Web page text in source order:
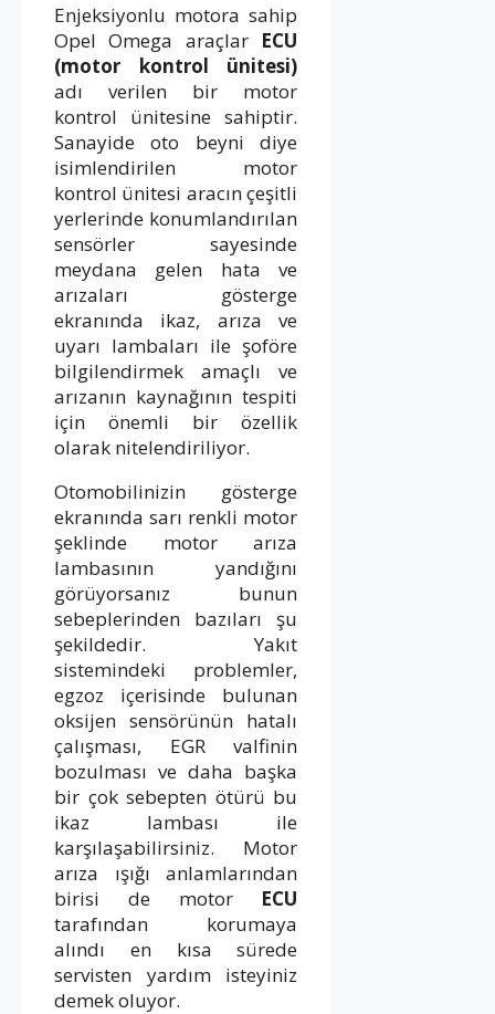
Enjeksiyonlu motora sahip
Opel Omega araçlar ECU
(motor kontrol ünitesi)
adı verilen bir motor
kontrol ünitesine sahiptir.
Sanayide oto beyni diye
isimlendirilen motor
kontrol ünitesi aracın çeşitli
yerlerinde konumlandırılan
sensörler sayesinde
meydana gelen hata ve
arızaları gösterge
ekranında ikaz, arıza ve
uyarı lambaları ile şoföre
bilgilendirmek amaçlı ve
arızanın kaynağının tespiti
için önemli bir özellik
olarak nitelendiriliyor.
Otomobilinizin gösterge
ekranında sarı renkli motor
şeklinde motor arıza
lambasının yandığını
görüyorsanız bunun
sebeplerinden bazıları şu
şekildedir. Yakıt
sistemindeki problemler,
egzoz içerisinde bulunan
oksijen sensörünün hatalı
çalışması, EGR valfinin
bozulması ve daha başka
bir çok sebepten ötürü bu
ikaz lambası ile
karşılaşabilirsiniz. Motor
arıza ışığı anlamlarından
birisi de motor ECU
tarafından korumaya
alındı en kısa sürede
servisten yardım isteyiniz
demek oluyor.